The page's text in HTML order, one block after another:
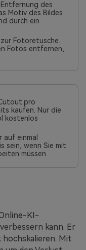
des
Motiv des Bildes
durch ein
Fotoretusche.
Fotos entfernen,
kaufen. Nur die
kostenlos
auf einmal
sein, wenn Sie mit
müssen.
KI-
kann. Er
hochskalieren. Mit